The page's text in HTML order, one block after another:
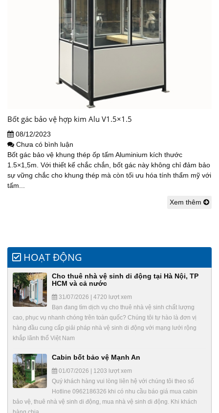
Bốt gác bảo vệ hợp kim Alu V1.5×1.5
08/12/2023
Chưa có bình luận
Bốt gác bảo vệ khung thép ốp tấm Aluminium kích thước
1.5×1,5m. Với thiết kế chắc chắn, bốt gác này không chỉ đảm bảo
sự vững chắc cho khung thép mà còn tối ưu hóa tính thẩm mỹ với
tấm...
Xem thêm
HOẠT ĐỘNG
Cho thuê nhà vệ sinh di động tại Hà Nội, TP
HCM và cả nước
31/07/2026 | 4720 lượt xem
Bạn đang tìm dịch vụ cho thuê nhà vệ sinh chất lượng
cao, phục vụ nhanh chóng trên toàn quốc? Chúng tôi tự hào là đơn vị
hàng đầu cung cấp giải pháp nhà vệ sinh di động với mạng lưới rộng
khắp lãnh thổ Việt Nam
Cabin bốt bảo vệ Mạnh An
01/07/2026 | 1203 lượt xem
Quý khách hàng vui lòng liên hệ với chúng tôi theo số
Hotline 0962186326 khi có nhu cầu báo giá mua cabin
bảo vệ, thuê nhà vệ sinh di động, mua nhà vệ sinh di động. Khi khách